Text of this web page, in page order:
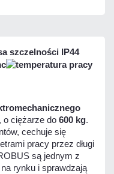
, o ciężarze do 600 kg.
cechuje się
pracy przez długi
są jednym z
rynku i sprawdzają